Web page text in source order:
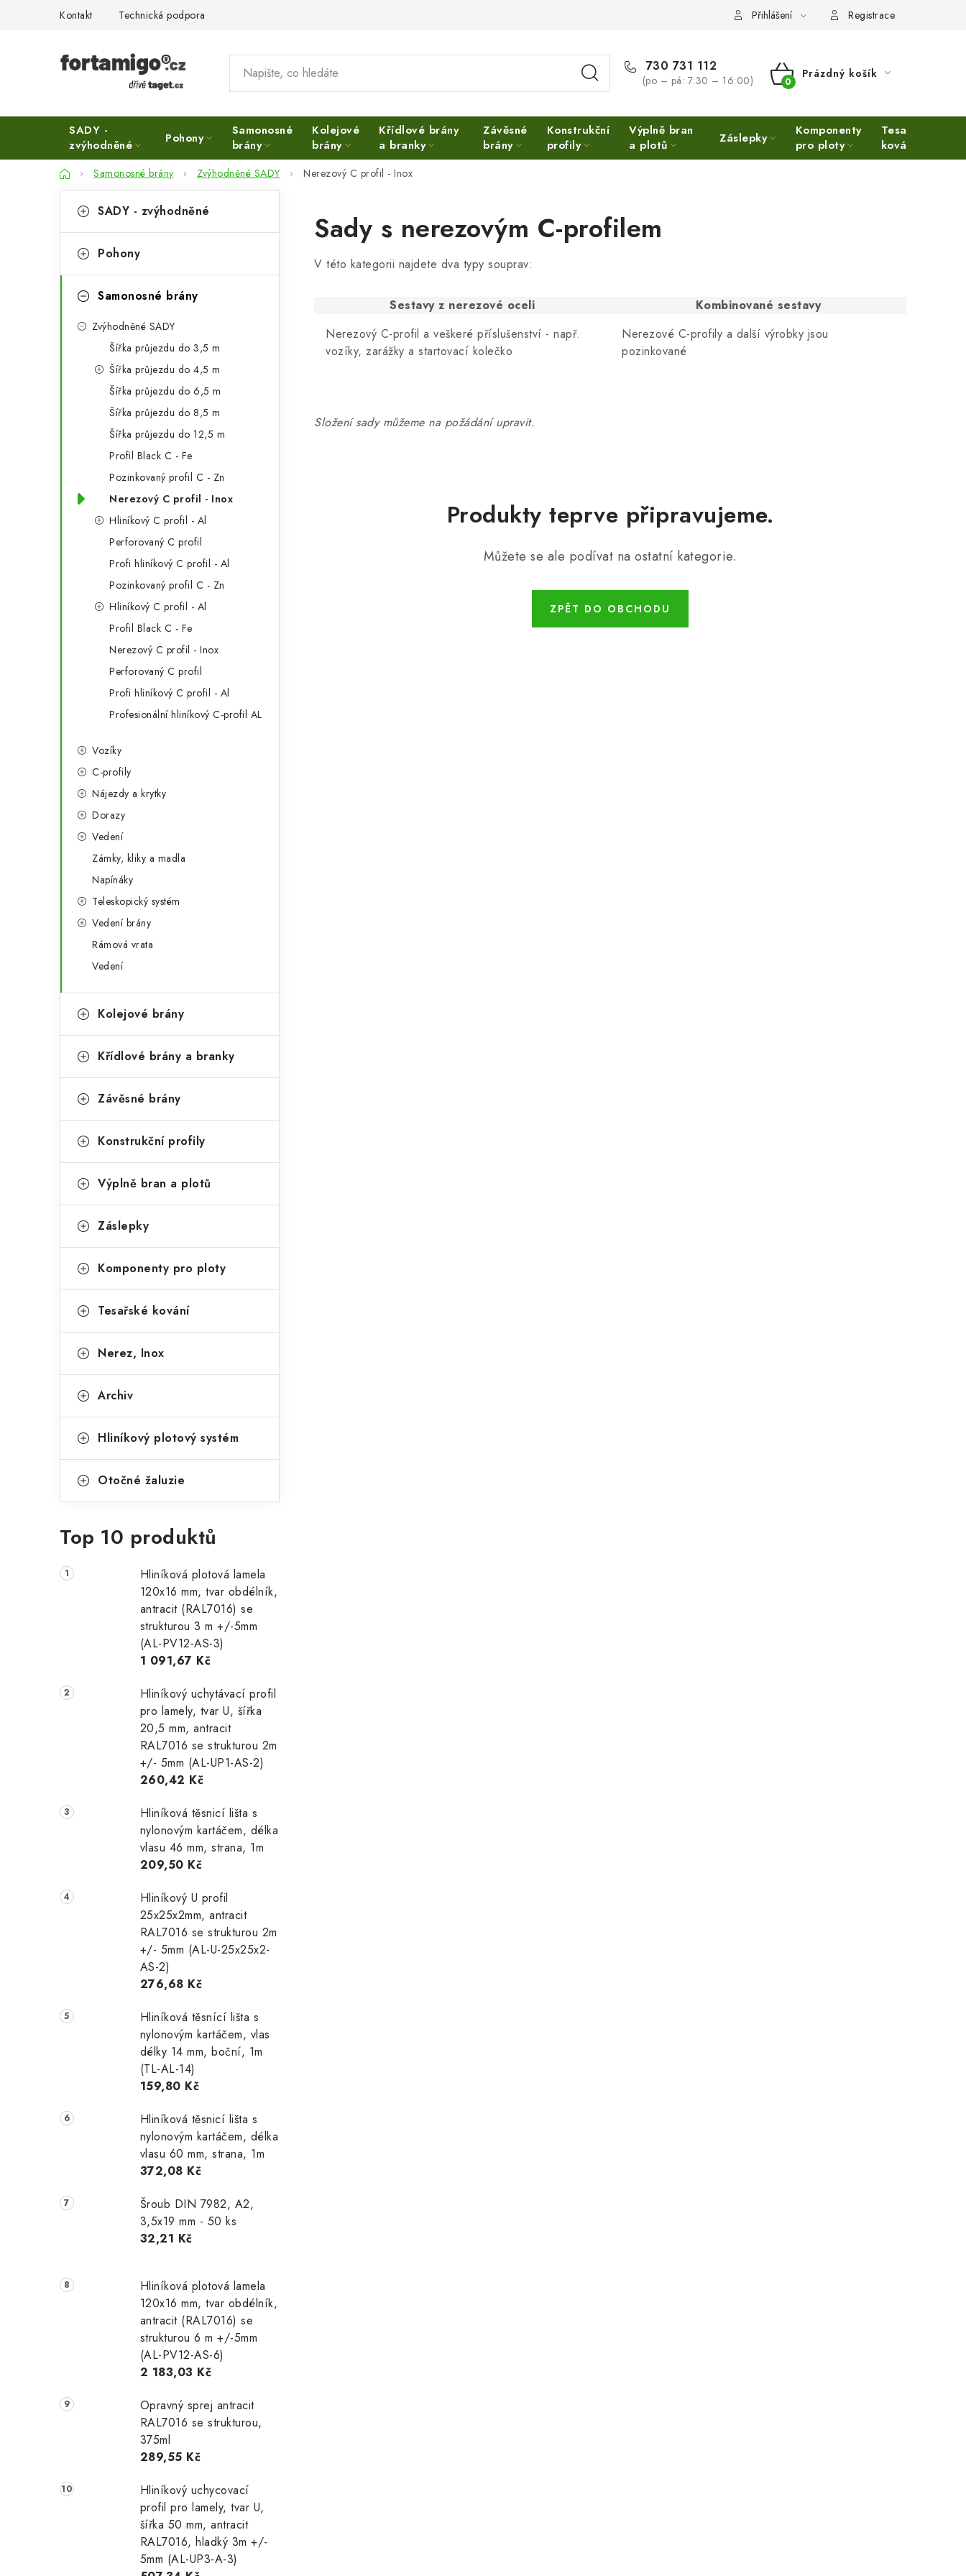
Kontakt Technická podpora Přihlášení Registrace
730 731 112
(po – pá: 7:30 – 16:00)
NÁKUPNÍ
KOŠÍK
Prázdný košík
SADY -
zvýhodněné
Pohony
Samonosné
brány
Kolejové
brány
Křídlové brány
a branky
Závěsné
brány
Konstrukční
profily
Výplně bran
a plotů
Záslepky
Komponenty
pro ploty
Tesařské
kování
DomůSamonosné brány Zvýhodněné SADY Nerezový C profil - Inox
o
t
kategorie
a
e
SADY - zvýhodněné
Pohony
Samonosné brány
Zvýhodněné SADY
Šířka průjezdu do 3,5 m
Šířka průjezdu do 4,5 m
Šířka průjezdu do 6,5 m
Šířka průjezdu do 8,5 m
Šířka průjezdu do 12,5 m
Profil Black C - Fe
Pozinkovaný profil C - Zn
Nerezový C profil - Inox
Hliníkový C profil - Al
Perforovaný C profil
Profi hliníkový C profil - Al
Pozinkovaný profil C - Zn
Hliníkový C profil - Al
Profil Black C - Fe
Nerezový C profil - Inox
Perforovaný C profil
Profi hliníkový C profil - Al
Profesionální hliníkový C-profil AL
Vozíky
C-profily
Nájezdy a krytky
Dorazy
Vedení
Zámky, kliky a madla
Napínáky
Teleskopický systém
Vedení brány
Rámová vrata
Vedení
Kolejové brány
Křídlové brány a branky
Závěsné brány
Konstrukční profily
Výplně bran a plotů
Záslepky
Komponenty pro ploty
Tesařské kování
Nerez, Inox
Archiv
Hliníkový plotový systém
Otočné žaluzie
Top 10 produktů
Hliníková plotová lamela
120x16 mm, tvar obdélník,
antracit (RAL7016) se
strukturou 3 m +/-5mm
(AL-PV12-AS-3)
1 091,67 Kč
Hliníkový uchytávací profil
pro lamely, tvar U, šířka
20,5 mm, antracit
RAL7016 se strukturou 2m
+/- 5mm (AL-UP1-AS-2)
260,42 Kč
Hliníková těsnicí lišta s
nylonovým kartáčem, délka
vlasu 46 mm, strana, 1m
209,50 Kč
Hliníkový U profil
25x25x2mm, antracit
RAL7016 se strukturou 2m
+/- 5mm (AL-U-25x25x2-
AS-2)
276,68 Kč
Hliníková těsnící lišta s
nylonovým kartáčem, vlas
délky 14 mm, boční, 1m
(TL-AL-14)
159,80 Kč
Hliníková těsnicí lišta s
nylonovým kartáčem, délka
vlasu 60 mm, strana, 1m
372,08 Kč
Šroub DIN 7982, A2,
3,5x19 mm - 50 ks
32,21 Kč
Hliníková plotová lamela
120x16 mm, tvar obdélník,
antracit (RAL7016) se
strukturou 6 m +/-5mm
(AL-PV12-AS-6)
2 183,03 Kč
Opravný sprej antracit
RAL7016 se strukturou,
375ml
289,55 Kč
Hliníkový uchycovací
profil pro lamely, tvar U,
šířka 50 mm, antracit
RAL7016, hladký 3m +/-
5mm (AL-UP3-A-3)
Sady s nerezovým C-profilem
V této kategorii najdete dva typy souprav:
Sestavy z nerezové oceli
Kombinované sestavy
Nerezový C-profil a veškeré příslušenství - např.
vozíky, zarážky a startovací kolečko
Nerezové C-profily a další výrobky jsou
pozinkované
Složení sady můžeme na požádání upravit.
Produkty teprve připravujeme.
Můžete se ale podívat na ostatní kategorie.
ZPĚT DO OBCHODU